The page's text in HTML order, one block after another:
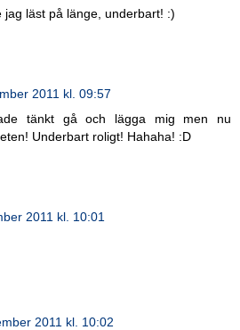
jag läst på länge, underbart! :)
2011 kl. 09:57
tänkt gå och lägga mig men nu
Underbart roligt! Hahaha! :D
2011 kl. 10:01
2011 kl. 10:02